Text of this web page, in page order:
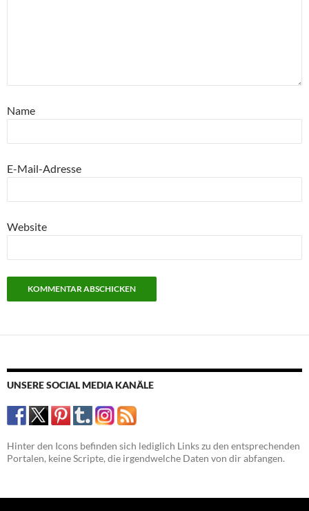
Name
E-Mail-Adresse
Website
UNSERE SOCIAL MEDIA KANÄLE
Hinter den Icons befinden sich lediglich Links zu den entsprechenden
Portalen, keine Scripte, die irgendwelche Daten von dir abfangen.